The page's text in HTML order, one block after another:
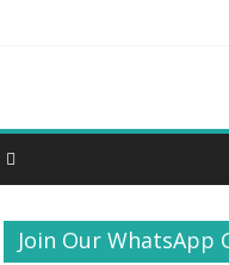
Join Our WhatsApp